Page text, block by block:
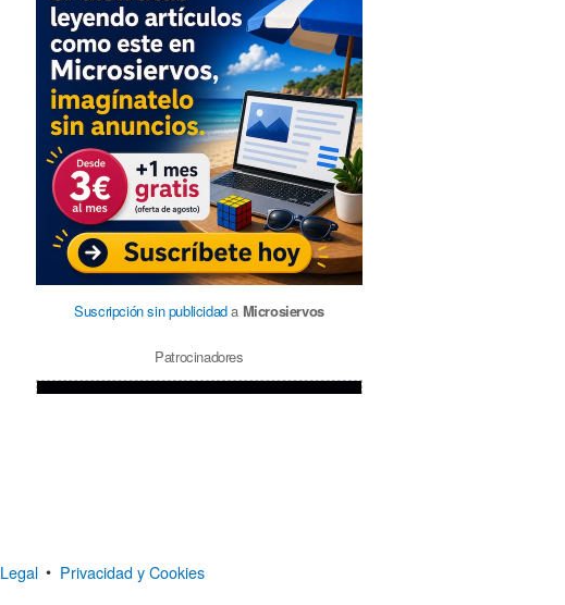
Suscripción sin publicidada Microsiervos
Patrocinadores
Legal • Privacidad y Cookies